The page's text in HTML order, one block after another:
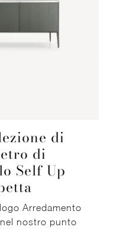
di
di
Self Up
Arredamento
nostro punto